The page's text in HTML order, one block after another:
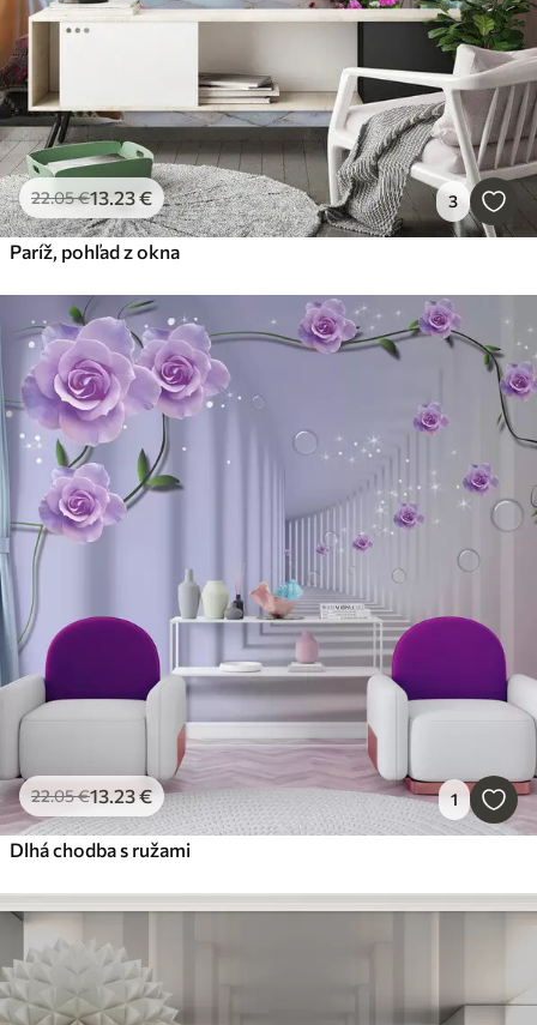
22.05€13.23€ 3
Paríž, pohľad z okna
22.05€13.23€ 1
Dlhá chodba s ružami